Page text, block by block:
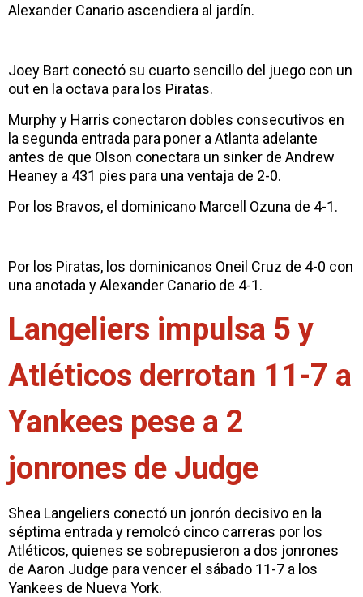
Alexander Canario ascendiera al jardín.
Joey Bart conectó su cuarto sencillo del juego con un
out en la octava para los Piratas.
Murphy y Harris conectaron dobles consecutivos en
la segunda entrada para poner a Atlanta adelante
antes de que Olson conectara un sinker de Andrew
Heaney a 431 pies para una ventaja de 2-0.
Por los Bravos, el dominicano Marcell Ozuna de 4-1.
Por los Piratas, los dominicanos Oneil Cruz de 4-0 con
una anotada y Alexander Canario de 4-1.
Langeliers impulsa 5 y
Atléticos derrotan 11-7 a
Yankees pese a 2
jonrones de Judge
Shea Langeliers conectó un jonrón decisivo en la
séptima entrada y remolcó cinco carreras por los
Atléticos, quienes se sobrepusieron a dos jonrones
de Aaron Judge para vencer el sábado 11-7 a los
Yankees de Nueva York.